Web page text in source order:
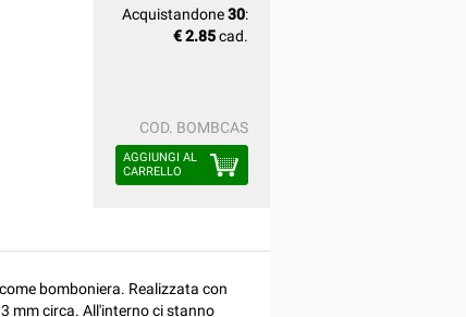
Acquistandone30:
€ 2.85cad.
COD. BOMBCAS
AGGIUNGI AL
CARRELLO
bomboniera. Realizzata con
mm circa. All'interno ci stanno